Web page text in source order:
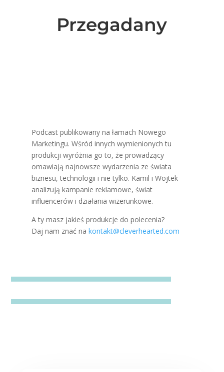
Przegadany
Podcast publikowany na łamach Nowego
Marketingu. Wśród innych wymienionych tu
produkcji wyróżnia go to, że prowadzący
omawiają najnowsze wydarzenia ze świata
biznesu, technologii i nie tylko. Kamil i Wojtek
analizują kampanie reklamowe, świat
influencerów i działania wizerunkowe.
A ty masz jakieś produkcje do polecenia?
Daj nam znać na kontakt@cleverhearted.com